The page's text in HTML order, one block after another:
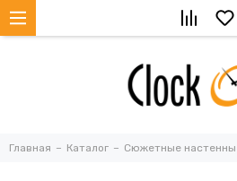
Главная Каталог Сюжетные